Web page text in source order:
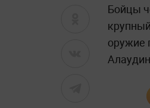
Бойцы
оружие